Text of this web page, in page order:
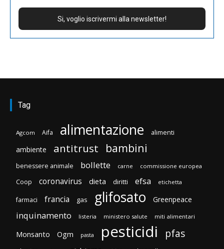
Tag
Agcom Aifa alimentazione alimenti
ambiente antitrust bambini
benessere animale bollette carne commissione europea
Coop coronavirus dieta diritti efsa etichetta
farmaci francia gas glifosato Greenpeace
inquinamento listeria ministero salute miti alimentari
Monsanto Ogm pasta pesticidi pfas